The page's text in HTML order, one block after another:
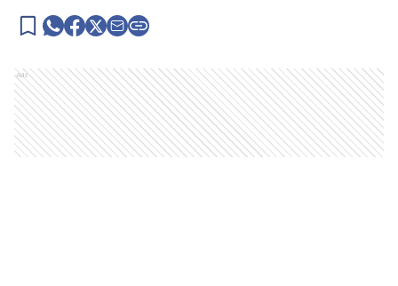
Ads